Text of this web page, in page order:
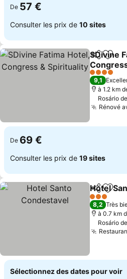
De 57 €
Consulter les prix de 10 sites
Partager
SDivine
4 Étoiles
9,1
à 1.2 km
Rosário
Rénové
De 69 €
Consulter les prix de 19 sites
Partager
Hotel
3 Étoiles
8,2 Très
à 0.7 km
Rosário
Sélectionnez des dates pour voir